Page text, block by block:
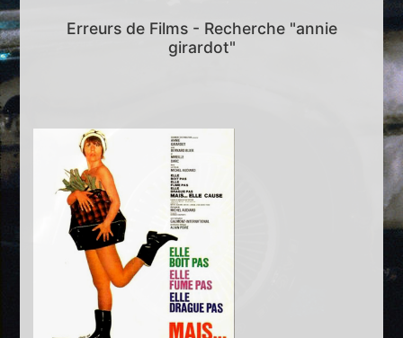
Erreurs de Films - Recherche "annie
girardot"